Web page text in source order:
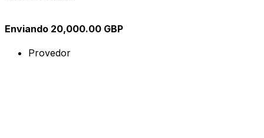
Enviando 20,000.00 GBP
Provedor